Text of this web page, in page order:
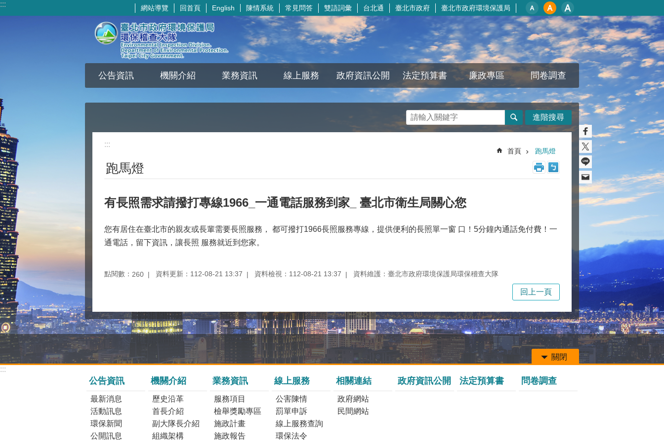
跳到主要內容區塊
::: 網站導覽 回首頁 English 陳情系統 常見問答 雙語詞彙 台北通 臺北市政府 臺北市政府環境保護局
公告資訊 機關介紹 業務資訊 線上服務 政府資訊公開 法定預算書 廉政專區 問卷調查
進階搜尋
:::
首頁 跑馬燈
跑馬燈
有長照需求請撥打專線1966_一通電話服務到家_ 臺北市衛生局關心您
您有居住在臺北市的親友或長輩需要長照服務， 都可撥打1966長照服務專線，提供便利的長照單一窗 口！5分鐘內通話免付費！一
通電話，留下資訊，讓長照 服務就近到您家。
點閱數： 260 資料更新：112-08-21 13:37 資料檢視：112-08-21 13:37 資料維護：臺北市政府環境保護局環保稽查大隊
回上一頁
關閉
:::
公告資訊
最新消息
活動訊息
環保新聞
公開訊息
機關介紹
歷史沿革
首長介紹
副大隊長介紹
組織架構
業務資訊
服務項目
檢舉獎勵專區
施政計畫
施政報告
線上服務
公害陳情
罰單申訴
線上服務查詢
環保法令
相關連結
政府網站
民間網站
政府資訊公開 法定預算書 問卷調查